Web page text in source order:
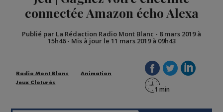
connectée Amazon écho Alexa
Publié par La Rédaction Radio Mont Blanc - 8 mars 2019 à
15h46- Mis à jour le 11 mars 2019 à 09h43
Radio Mont Blanc
Animation
Jeux Cloturés